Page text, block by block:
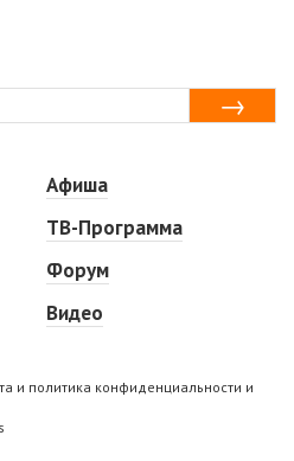
Афиша
ТВ-Программа
Форум
Видео
и политика конфиденциальности и